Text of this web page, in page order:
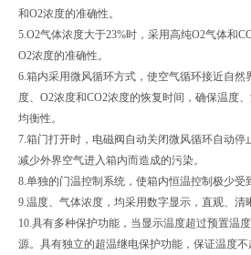
和O2浓度的准确性。
5.O2气体浓度大于23%时，采用高纯O2气体和
O2浓度的准确性。
6.箱内采用微风循环方式，使空气循环接近自然
度、O2浓度和CO2浓度的恢复时间，确保温度
均衡性。
7.箱门打开时，电磁阀自动关闭微风循环自动停
减少外界空气进入箱内而造成的污染。
8.单独的门温控制系统，使箱内恒温控制极少受
9.温度、气体浓度，均采用数字显示，直观、清
10.具有多种保护功能，当显示温度超过预置温
源。具有独立的超温继电保护功能，保证温度